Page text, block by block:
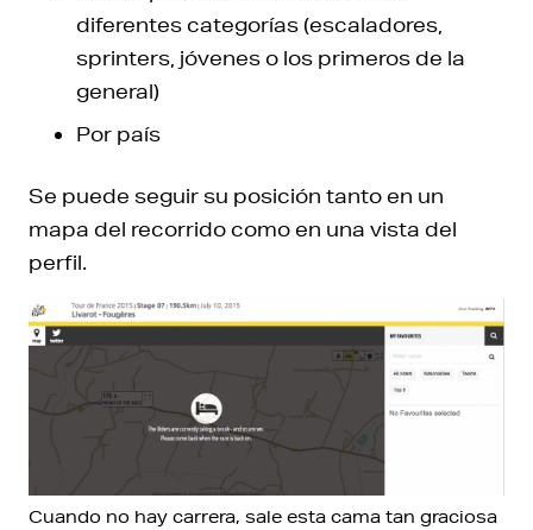
diferentes categorías (escaladores,
sprinters, jóvenes o los primeros de la
general)
Por país
Se puede seguir su posición tanto en un
mapa del recorrido como en una vista del
perfil.
Cuando no hay carrera, sale esta cama tan graciosa